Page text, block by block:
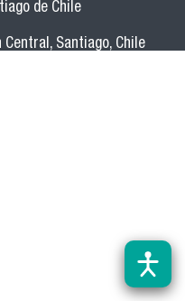
de Chile
Central, Santiago, Chile